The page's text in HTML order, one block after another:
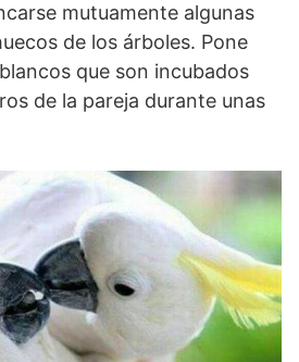
mutuamente algunas
de los árboles. Pone
que son incubados
de la pareja durante unas